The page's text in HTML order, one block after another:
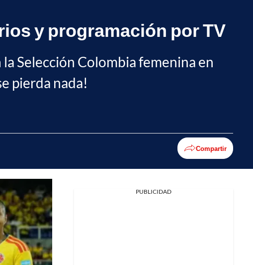
y programación por TV
Selección Colombia femenina en
pierda nada!
Compartir
PUBLICIDAD